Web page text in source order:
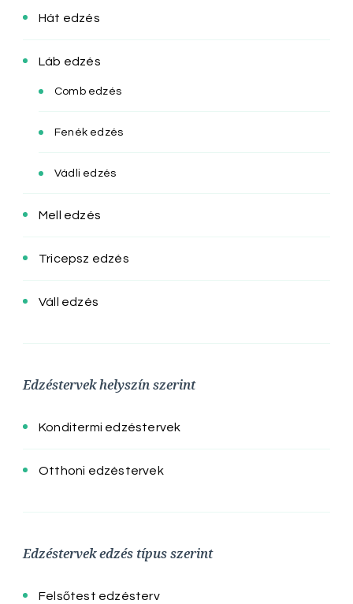
Hát edzés
Láb edzés
Comb edzés
Fenék edzés
Vádli edzés
Mell edzés
Tricepsz edzés
Váll edzés
Edzéstervek helyszín szerint
Konditermi edzéstervek
Otthoni edzéstervek
Edzéstervek edzés típus szerint
Felsőtest edzésterv